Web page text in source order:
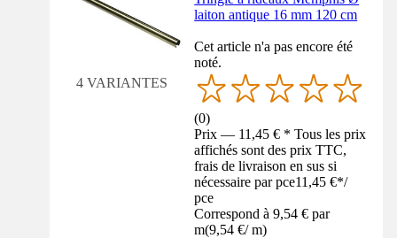
4 VARIANTES
laiton antique 16 mm 120 cm
Cet article n'a pas encore été
noté.
(0)
Prix — 11,45 € * Tous les prix
affichés sont des prix TTC,
frais de livraison en sus si
nécessaire par pce11,45 €*/
pce
Correspond à 9,54 € par
m(9,54 €/ m)